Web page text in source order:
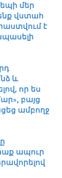
մեր
վստահ
է
և
որ ես
բայց
ամբողջ
ապուր